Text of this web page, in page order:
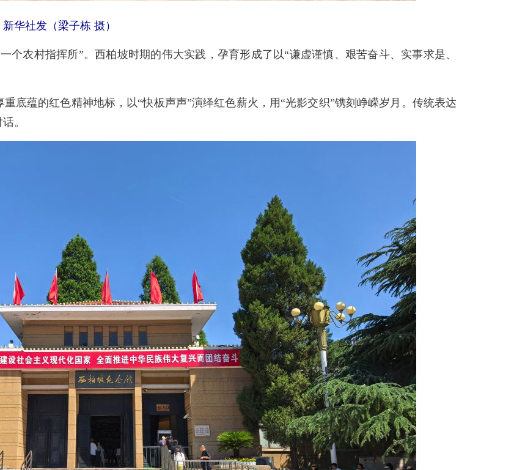
华社发（梁子栋 摄）
农村指挥所”。西柏坡时期的伟大实践，孕育形成了以“谦虚谨慎、艰苦奋斗、实事求是、
蕴的红色精神地标，以“快板声声”演绎红色薪火，用“光影交织”镌刻峥嵘岁月。传统表达
。